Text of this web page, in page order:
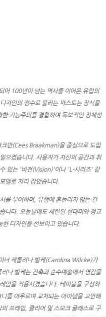
어 100년이 넘는 역사를 이어온 유럽의
자인의 정수로 불리는 파스토는 장식을
기능주의를 결합하여 독보적인 정체성
만(Cees Braakman)을 중심으로 도입
으켰습니다. 사용자가 자신의 공간과 취
있는 '비전(Vision)'이나 'L-시리즈' 같
델로 자리 잡았습니다.
를 부여하며, 유행에 흔들리지 않는 간
니다. 오늘날에도 세련된 현대미와 정교
한 디자인을 선보이고 있습니다.
너 캐롤리나 빌케(Carolina Wilcke)가
나 빌케는 건축과 순수예술에서 영감을
임을 적용시켰습니다. 테이블을 구성하
를 아우르며 교차되는 아이템을 고안해
프레임, 클리어 및 스모크 글래스로 구